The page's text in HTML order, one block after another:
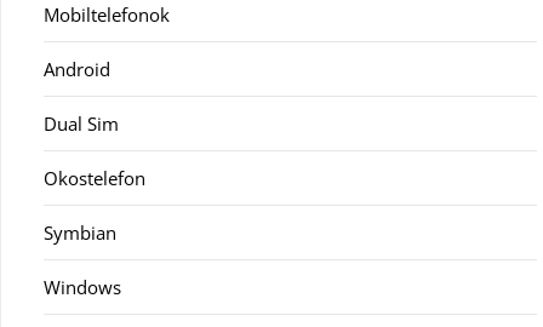
Mobiltelefonok
Android
Dual Sim
Okostelefon
Symbian
Windows